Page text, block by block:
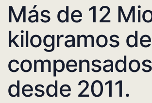
Más de 12
kilogramos
compensados
desde 2011.